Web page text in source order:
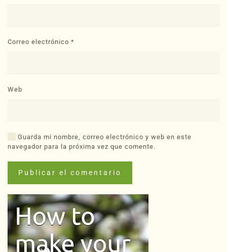
Correo electrónico *
Web
Guarda mi nombre, correo electrónico y web en este
navegador para la próxima vez que comente.
Publicar el comentario